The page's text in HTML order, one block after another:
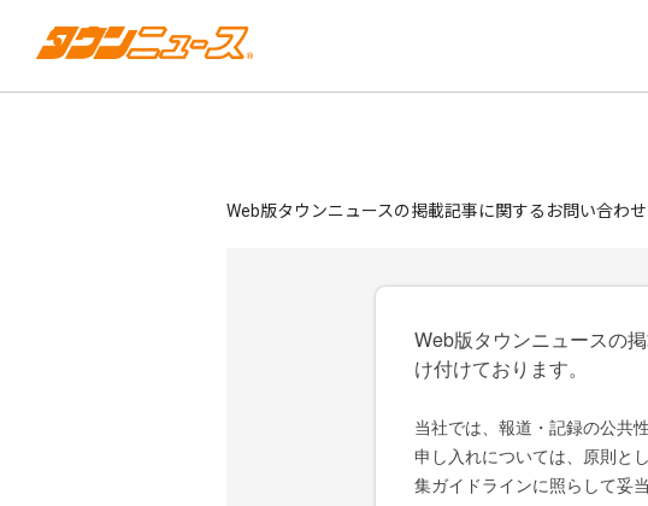
Web版タウンニュースの掲載記事に関するお問い合わ